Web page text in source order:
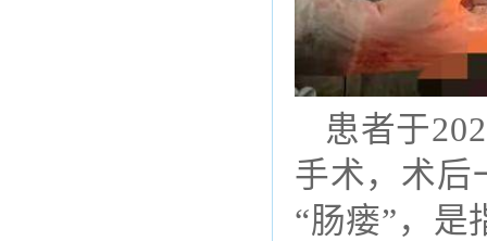
患者于
手术，术后
“肠瘘”，是